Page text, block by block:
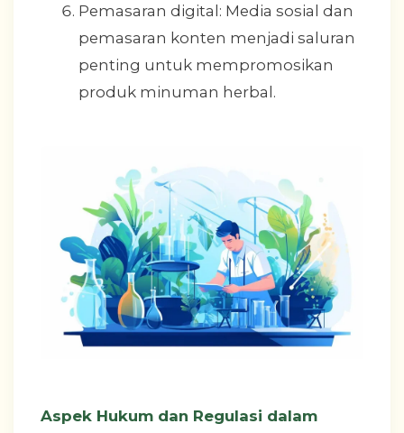
Pemasaran digital: Media sosial dan
pemasaran konten menjadi saluran
penting untuk mempromosikan
produk minuman herbal.
Aspek Hukum dan Regulasi dalam